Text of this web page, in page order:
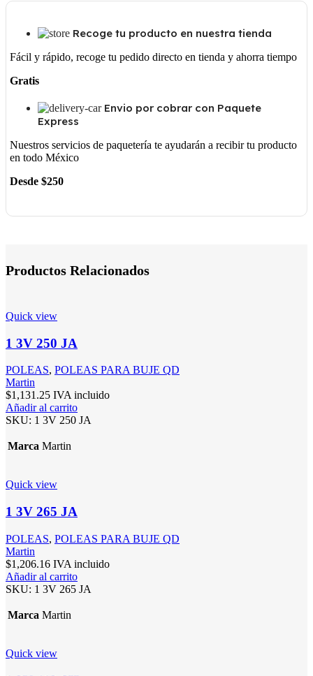
Recoge tu producto en nuestra tienda
Fácil y rápido, recoge tu pedido directo en tienda y ahorra tiempo
Gratis
Envio por cobrar con Paquete
Express
Nuestros servicios de paquetería te ayudarán a recibir tu producto
en todo México
Desde $250
Productos Relacionados
Quick view
1 3V 250 JA
POLEAS, POLEAS PARA BUJE QD
Martin
$1,131.25 IVA incluido
Añadir al carrito
SKU: 1 3V 250 JA
Marca Martin
Quick view
1 3V 265 JA
POLEAS, POLEAS PARA BUJE QD
Martin
$1,206.16 IVA incluido
Añadir al carrito
SKU: 1 3V 265 JA
Marca Martin
Quick view